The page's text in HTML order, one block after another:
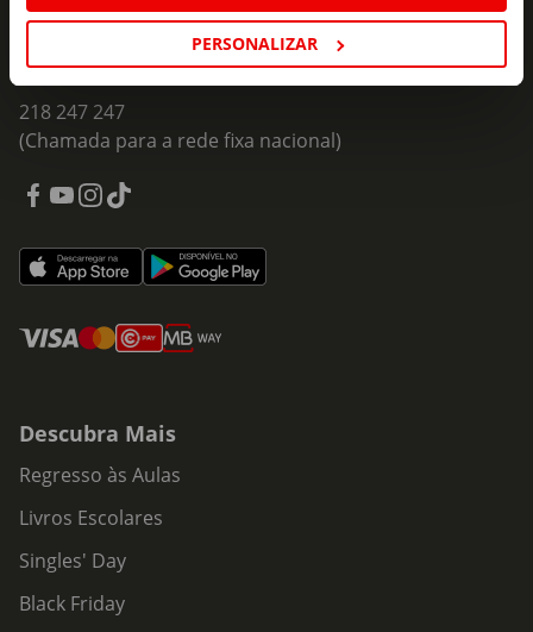
PERSONALIZAR
Formulário de Contacto
218 247 247
(Chamada para a rede fixa nacional)
Descubra Mais
Regresso às Aulas
Livros Escolares
Singles' Day
Black Friday